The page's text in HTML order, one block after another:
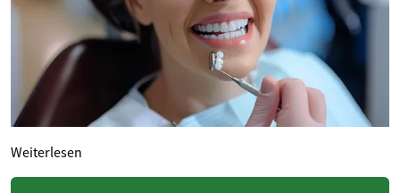
Weiterlesen